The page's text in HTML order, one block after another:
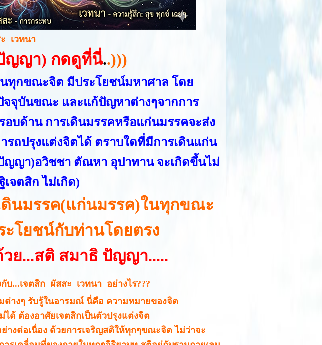
เวทนา
ญญา) กดดูที่นี่..)))
ทุกขณะจิต มีประโยชน์มหาศาล โดย
จจุบันขณะ และแก้ปัญหาต่างๆจากการ
บด้าน การเดินมรรคหรือแก่นมรรคจะส่ง
รถปรุงแต่งจิตได้ ตราบใดที่มีการเดินแก่น
ญญา)อวิชชา ตัณหา อุปาทาน จะเกิดขึ้นไม่
จตสิก ไม่เกิด)
นมรรค(แก่นมรรค)ในทุกขณะ
ะโยชน์กับท่านโดยตรง
ย...สติ สมาธิ ปัญญา.....
บ...เจตสิก ผัสสะ เวทนา อย่างไร???
ต่างๆ รับรู้ในอารมณ์ นี่คือ ความหมายของจิต
ได้ ต้องอาศัยเจตสิกเป็นตัวปรุงแต่งจิต
างต่อเนื่อง ด้วยการเจริญสติให้ทุกๆขณะจิต ไม่ว่าจะ